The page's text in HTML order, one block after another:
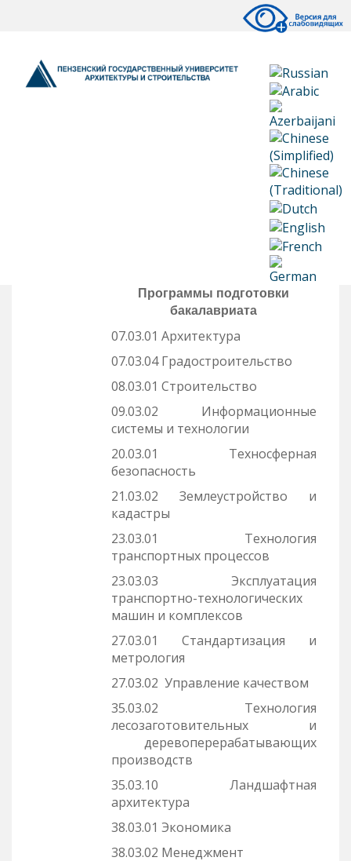
Программы подготовки
бакалавриата
07.03.01 Архитектура
07.03.04 Градостроительство
08.03.01 Строительство
09.03.02 Информационные
системы и технологии
20.03.01 Техносферная
безопасность
21.03.02 Землеустройство и
кадастры
23.03.01 Технология
транспортных процессов
23.03.03 Эксплуатация
транспортно-технологических
машин и комплексов
27.03.01 Стандартизация и
метрология
27.03.02 Управление качеством
35.03.02 Технология
лесозаготовительных и
деревоперерабатывающих
производств
35.03.10 Ландшафтная
архитектура
38.03.01 Экономика
38.03.02 Менеджмент